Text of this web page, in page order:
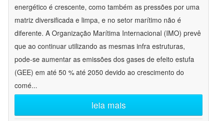
energético é crescente, como também as pressões por uma
matriz diversificada e limpa, e no setor marítimo não é
diferente. A Organização Marítima Internacional (IMO) prevê
que ao continuar utilizando as mesmas infra estruturas,
pode-se aumentar as emissões dos gases de efeito estufa
(GEE) em até 50 % até 2050 devido ao crescimento do
comé...
leia mais